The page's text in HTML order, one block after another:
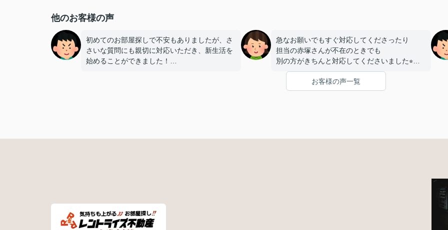
他のお客様の声
初めてのお部屋探しで不安もありましたが、さ
さいな質問にも親切に対応いただき、新生活を
始めることができました！
急なお願いでもすぐ対応してくださったり
担当の赤塚さんが不在のときでも
別の方がきちんと対応してくださいました⭐︎
内見当日にたまたま同じアパートに
もう一部屋空きがあるとしり
お客様の声一覧